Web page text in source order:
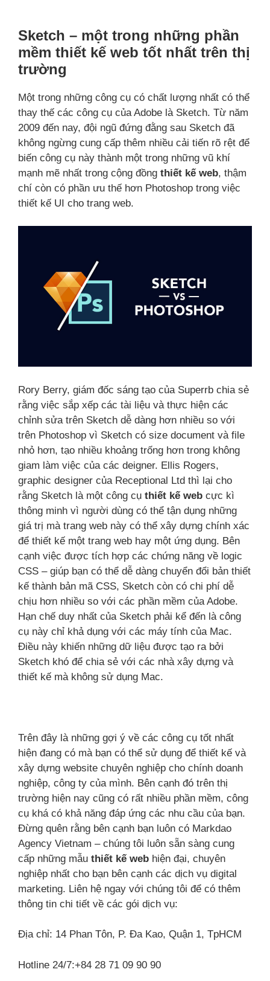
Sketch – một trong những phần
mềm thiết kế web tốt nhất trên thị
trường
Một trong những công cụ có chất lượng nhất có thể
thay thế các công cụ của Adobe là Sketch. Từ năm
2009 đến nay, đội ngũ đứng đằng sau Sketch đã
không ngừng cung cấp thêm nhiều cải tiến rõ rệt để
biến công cụ này thành một trong những vũ khí
mạnh mẽ nhất trong cộng đồng thiết kế web, thậm
chí còn có phần ưu thế hơn Photoshop trong việc
thiết kế UI cho trang web.
Rory Berry, giám đốc sáng tạo của Superrb chia sẻ
rằng việc sắp xếp các tài liệu và thực hiện các
chỉnh sửa trên Sketch dễ dàng hơn nhiều so với
trên Photoshop vì Sketch có size document và file
nhỏ hơn, tạo nhiều khoảng trống hơn trong không
giam làm việc của các deigner. Ellis Rogers,
graphic designer của Receptional Ltd thì lại cho
rằng Sketch là một công cụ thiết kế web cực kì
thông minh vì người dùng có thể tận dụng những
giá trị mà trang web này có thể xây dựng chính xác
để thiết kế một trang web hay một ứng dụng. Bên
cạnh việc được tích hợp các chứng năng về logic
CSS – giúp bạn có thể dễ dàng chuyển đổi bản thiết
kế thành bản mã CSS, Sketch còn có chi phí dễ
chịu hơn nhiều so với các phần mềm của Adobe.
Hạn chế duy nhất của Sketch phải kể đến là công
cụ này chỉ khả dụng với các máy tính của Mac.
Điều này khiến những dữ liệu được tạo ra bởi
Sketch khó để chia sẻ với các nhà xây dựng và
thiết kế mà không sử dụng Mac.
Trên đây là những gợi ý về các công cụ tốt nhất
hiện đang có mà bạn có thể sử dụng để thiết kế và
xây dựng website chuyên nghiệp cho chính doanh
nghiệp, công ty của mình. Bên cạnh đó trên thị
trường hiện nay cũng có rất nhiều phần mềm, công
cụ khá có khả năng đáp ứng các nhu cầu của bạn.
Đừng quên rằng bên cạnh bạn luôn có Markdao
Agency Vietnam – chúng tôi luôn sẵn sàng cung
cấp những mẫu thiết kế web hiện đại, chuyên
nghiệp nhất cho bạn bên cạnh các dịch vụ digital
marketing. Liên hệ ngay với chúng tôi để có thêm
thông tin chi tiết về các gói dịch vụ:
Địa chỉ: 14 Phan Tôn, P. Đa Kao, Quận 1, TpHCM
Hotline 24/7:+84 28 71 09 90 90